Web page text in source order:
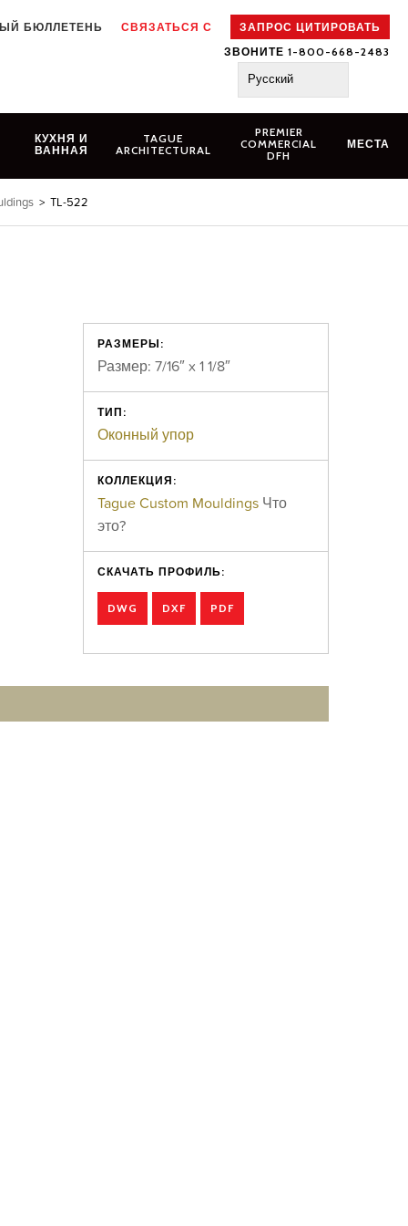
БЮЛЛЕТЕНЬ СВЯЗАТЬСЯ С
ЗАПРОС ЦИТИРОВАТЬ
ЗВОНИТЕ 1-800-668-2483
Русский
КУХНЯ И
ВАННАЯ
TAGUE
ARCHITECTURAL
PREMIER
COMMERCIAL
DFH
МЕСТА
> TL-522
РАЗМЕРЫ:
Размер: 7/16″ x 1 1/8″
ТИП:
Оконный упор
КОЛЛЕКЦИЯ:
Tague Custom Mouldings Что
это?
СКАЧАТЬ ПРОФИЛЬ:
DWG DXF PDF